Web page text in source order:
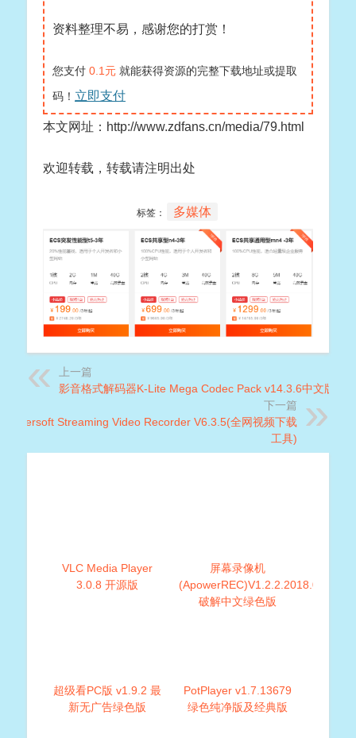
资料整理不易，感谢您的打赏！
您支付 0.1元 就能获得资源的完整下载地址或提取
码！ 立即支付
本文网址：http://www.zdfans.cn/media/79.html
欢迎转载，转载请注明出处
标签： 多媒体
上一篇
影音格式解码器K-Lite Mega Codec Pack v14.3.6中文版
下一篇
Streaming Video Recorder V6.3.5(全网视频下载
工具)
VLC Media Player
3.0.8 开源版
屏幕录像机
(ApowerREC)V1.2.2.2018.07.30
破解中文绿色版
超级看PC版 v1.9.2 最
新无广告绿色版
PotPlayer v1.7.13679
绿色纯净版及经典版